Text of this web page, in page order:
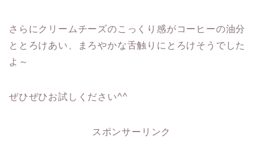
さらにクリームチーズのこっくり感がコーヒーの油分
ととろけあい、まろやかな舌触りにとろけそうでした
よ～
ぜひぜひお試しください^^
スポンサーリンク